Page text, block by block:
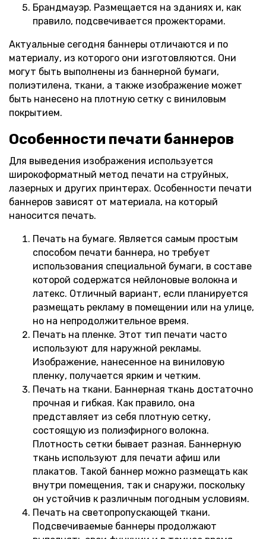
Брандмауэр. Размещается на зданиях и, как
правило, подсвечивается прожекторами.
Актуальные сегодня баннеры отличаются и по
материалу, из которого они изготовляются. Они
могут быть выполнены из баннерной бумаги,
полиэтилена, ткани, а также изображение может
быть нанесено на плотную сетку с виниловым
покрытием.
Особенности печати баннеров
Для выведения изображения используется
широкоформатный метод печати на струйных,
лазерных и других принтерах. Особенности печати
баннеров зависят от материала, на который
наносится печать.
Печать на бумаге. Является самым простым
способом печати баннера, но требует
использования специальной бумаги, в составе
которой содержатся нейлоновые волокна и
латекс. Отличный вариант, если планируется
размещать рекламу в помещении или на улице,
но на непродолжительное время.
Печать на пленке. Этот тип печати часто
используют для наружной рекламы.
Изображение, нанесенное на виниловую
пленку, получается ярким и четким.
Печать на ткани. Баннерная ткань достаточно
прочная и гибкая. Как правило, она
представляет из себя плотную сетку,
состоящую из полиэфирного волокна.
Плотность сетки бывает разная. Баннерную
ткань используют для печати афиш или
плакатов. Такой баннер можно размещать как
внутри помещения, так и снаружи, поскольку
он устойчив к различным погодным условиям.
Печать на светопропускающей ткани.
Подсвечиваемые баннеры продолжают